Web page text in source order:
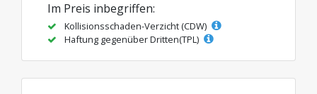
Im Preis inbegriffen:
Kollisionsschaden-Verzicht (CDW)
Haftung gegenüber Dritten(TPL)